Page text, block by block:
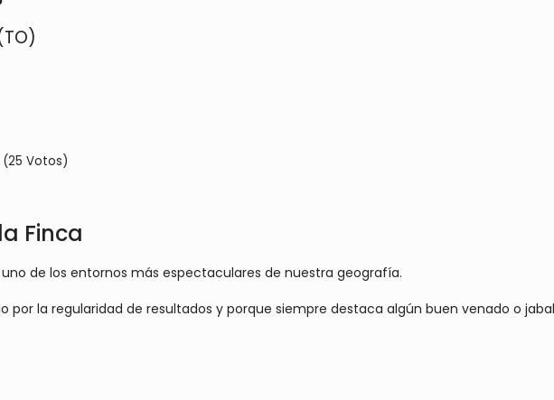
Votos)
Finca
de los entornos más espectaculares de nuestra geografía.
por la regularidad de resultados y porque siempre destaca algún buen venado o